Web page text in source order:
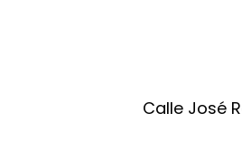
Calle José